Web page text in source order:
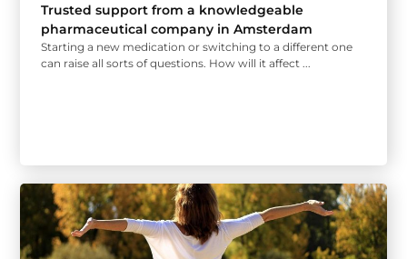
Trusted support from a knowledgeable
pharmaceutical company in Amsterdam
Starting a new medication or switching to a different one
can raise all sorts of questions. How will it affect ...